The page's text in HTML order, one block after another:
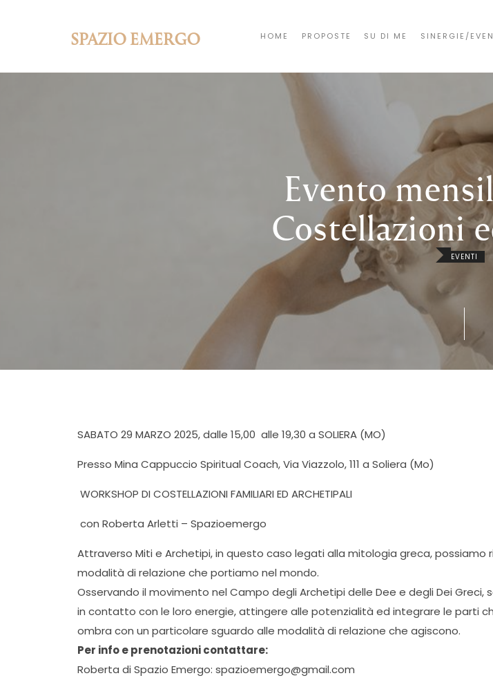
SPAZIO EMERGO HOME PROPOSTE SU DI ME SINERGIE/
Evento
Costellazioni
EVENTI
SABATO 29 MARZO 2025, dalle 15,00 alle 19,30 a SOLIERA (MO)
Presso Mina Cappuccio Spiritual Coach, Via Viazzolo, 111 a Soliera (Mo)
WORKSHOP DI COSTELLAZIONI FAMILIARI ED ARCHETIPALI
con Roberta Arletti – Spazioemergo
Attraverso Miti e Archetipi, in questo caso legati alla mitologia greca, possiamo
modalità di relazione che portiamo nel mondo.
Osservando il movimento nel Campo degli Archetipi delle Dee e degli Dei Greci,
in contatto con le loro energie, attingere alle potenzialità ed integrare le parti
ombra con un particolare sguardo alle modalità di relazione che agiscono.
Per info e prenotazioni contattare:
Roberta di Spazio Emergo: spazioemergo@gmail.com